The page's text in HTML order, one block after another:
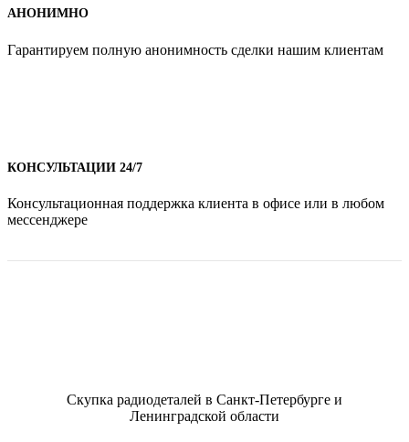
АНОНИМНО
Гарантируем полную анонимность сделки нашим клиентам
КОНСУЛЬТАЦИИ 24/7
Консультационная поддержка клиента в офисе или в любом
мессенджере
Скупка радиодеталей в Санкт-Петербурге и
Ленинградской области